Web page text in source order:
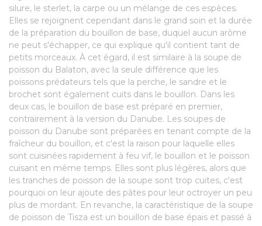
silure, le sterlet, la carpe ou un mélange de ces espèces.
Elles se rejoignent cependant dans le grand soin et la durée
de la préparation du bouillon de base, duquel aucun arôme
ne peut s'échapper, ce qui explique qu'il contient tant de
petits morceaux. À cet égard, il est similaire à la soupe de
poisson du Balaton, avec la seule différence que les
poissons prédateurs tels que la perche, le sandre et le
brochet sont également cuits dans le bouillon. Dans les
deux cas, le bouillon de base est préparé en premier,
contrairement à la version du Danube. Les soupes de
poisson du Danube sont préparées en tenant compte de la
fraîcheur du bouillon, et c'est la raison pour laquelle elles
sont cuisinées rapidement à feu vif, le bouillon et le poisson
cuisant en même temps. Elles sont plus légères, alors que
les tranches de poisson de la soupe sont trop cuites, c'est
pourquoi on leur ajoute des pâtes pour leur octroyer un peu
plus de mordant. En revanche, la caractéristique de la soupe
de poisson de Tisza est un bouillon de base épais et passé à